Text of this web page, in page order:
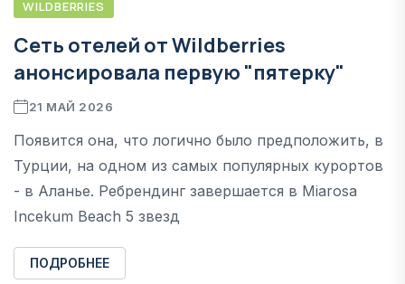
WILDBERRIES
Сеть отелей от Wildberries
анонсировала первую "пятерку"
21 МАЙ 2026
Появится она, что логично было предположить, в
Турции, на одном из самых популярных курортов
- в Аланье. Ребрендинг завершается в Miarosa
Incekum Beach 5 звезд
ПОДРОБНЕЕ